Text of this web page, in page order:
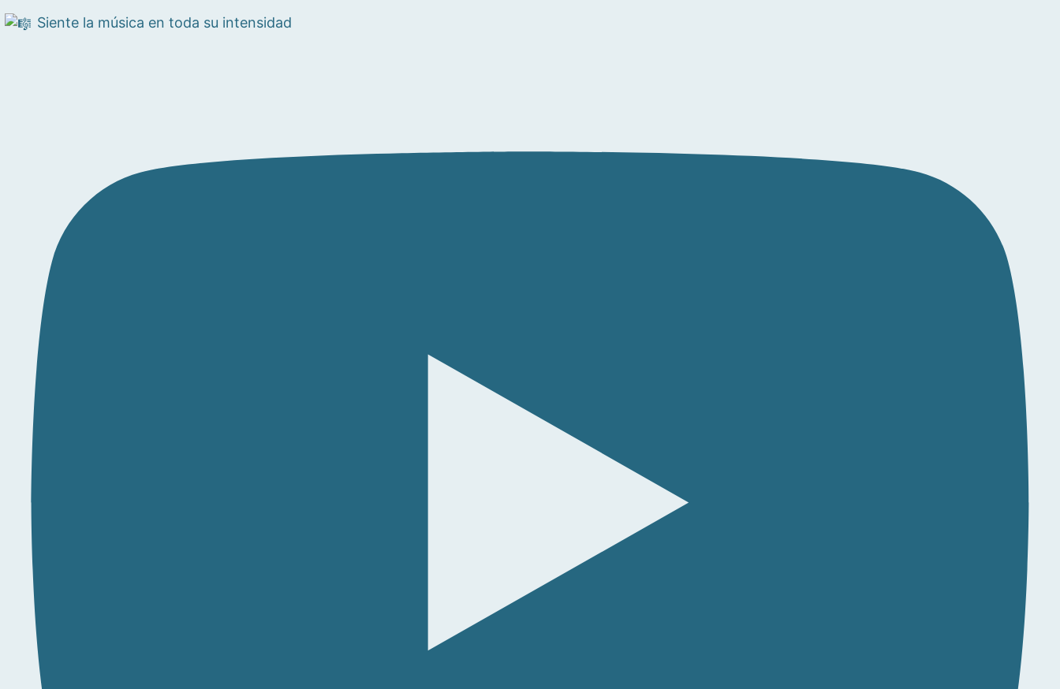
Siente la música en toda su intensidad